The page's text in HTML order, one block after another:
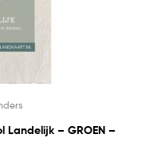
Landelijk – GROEN –